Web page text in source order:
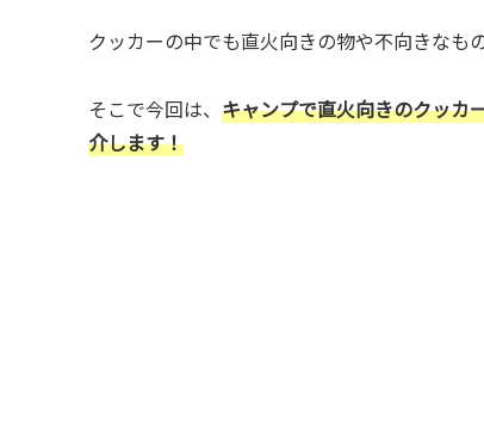
クッカーの中でも直火向きの物や不向きなも
そこで今回は、 キャンプで直火向きのクッカ
介します！